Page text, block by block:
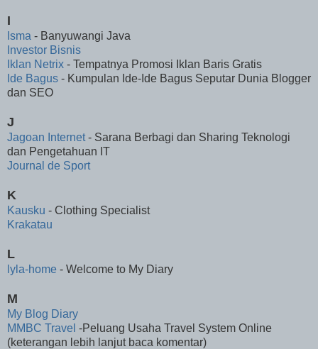
I
Isma - Banyuwangi Java
Investor Bisnis
Iklan Netrix - Tempatnya Promosi Iklan Baris Gratis
Ide Bagus - Kumpulan Ide-Ide Bagus Seputar Dunia Blogger
dan SEO
J
Jagoan Internet- Sarana Berbagi dan Sharing Teknologi
dan Pengetahuan IT
Journal de Sport
K
Kausku - Clothing Specialist
Krakatau
L
lyla-home - Welcome to My Diary
M
My Blog Diary
MMBC Travel -Peluang Usaha Travel System Online
(keterangan lebih lanjut baca komentar)